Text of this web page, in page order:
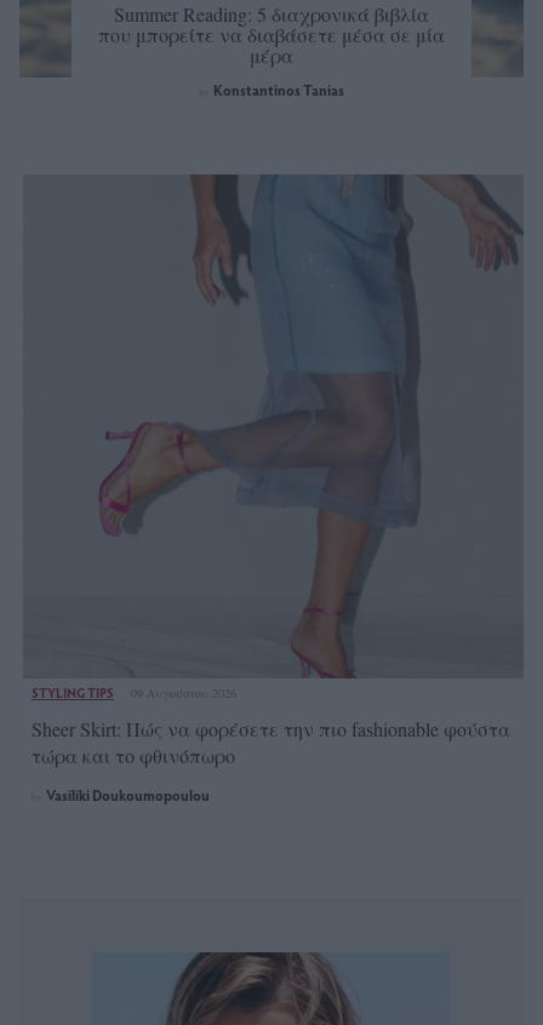
Summer Reading: 5 διαχρονικά βιβλία
που μπορείτε να διαβάσετε μέσα σε μία
μέρα
Konstantinos Tanias
STYLING TIPS 09 Αυγούστου 2026
Sheer Skirt: Πώς να φορέσετε την πιο fashionable φούστα
τώρα και το φθινόπωρο
Vasiliki Doukoumopoulou